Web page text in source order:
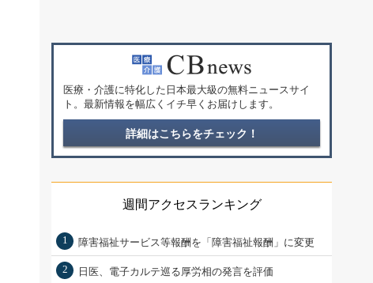
医療・介護に特化した日本最大級の無料ニュースサイ
ト。最新情報を幅広くイチ早くお届けします。
詳細はこちらをチェック！
週間アクセスランキング
1 障害福祉サービス等報酬を「障害福祉報酬」に変更
2 日医、電子カルテ巡る厚労相の発言を評価